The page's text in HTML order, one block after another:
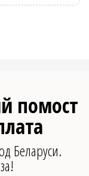
помост
Беларуси.